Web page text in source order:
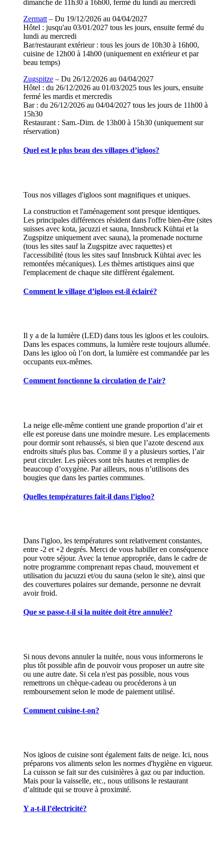
dimanche de 11h30 à 16h00, fermé du lundi au mercredi
Zermatt – Du 19/12/2026 au 04/04/2027
Hôtel : jusqu'au 03/01/2027 tous les jours, ensuite fermé du
lundi au mercredi
Bar/restaurant extérieur : tous les jours de 10h30 à 16h00,
cuisine de 12h00 à 14h00 (uniquement en extérieur et par
beau temps)
Zugspitze – Du 26/12/2026 au 04/04/2027
Hôtel : du 26/12/2026 au 01/03/2025 tous les jours, ensuite
fermé les mardis et mercredis
Bar : du 26/12/2026 au 04/04/2027 tous les jours de 11h00 à
15h30
Restaurant : Sam.-Dim. de 13h00 à 15h30 (uniquement sur
réservation)
Quel est le plus beau des villages d’igloos?
Tous nos villages d'igloos sont magnifiques et uniques.
La construction et l'aménagement sont presque identiques.
Les principales différences résident dans l'offre bien-être (sites
suisses avec kota, jacuzzi et sauna, Innsbruck Kühtai et la
Zugspitze uniquement avec sauna), la promenade nocturne
(tous les sites sauf la Zugspitze avec raquettes) et
l'accessibilité (tous les sites sauf Innsbruck Kühtai avec les
remontées mécaniques). Les thèmes artistiques ainsi que
l'emplacement de chaque site diffèrent également.
Comment le village d’igloos est-il éclairé?
Il y a de la lumière (LED) dans tous les igloos et les couloirs.
Dans les espaces communs, la lumière reste toujours allumée.
Dans les igloo où l’on dort, la lumière est commandée par les
occupants eux-mêmes.
Comment fonctionne la circulation de l’air?
La neige elle-même contient une grande proportion d’air et
elle est poreuse dans une moindre mesure. Les emplacements
pour dormir sont rehaussés, si bien que l’azote descend aux
endroits situés plus bas. Comme il y a plusieurs sorties, l’air
peut circuler. Les pièces sont très hautes et remplies de
beaucoup d’oxygène. Par ailleurs, nous n’utilisons des
bougies que dans les parties communes.
Quelles températures fait-il dans l’igloo?
Dans l'igloo, les températures sont relativement constantes,
entre -2 et +2 degrés. Merci de vous habiller en conséquence
pour votre séjour. Avec la tenue appropriée, dans le cadre de
notre programme comprenant repas chaud, mouvement et
utilisation du jacuzzi et/ou du sauna (selon le site), ainsi que
des couvertures polaires sur demande, personne ne devrait
avoir froid.
Que se passe-t-il si la nuitée doit être annulée?
Si nous devons annuler la nuitée, nous vous informerons le
plus tôt possible afin de pouvoir vous proposer un autre site
ou une autre date. Si cela n'est pas possible, nous vous
remettrons un chèque-cadeau ou procéderons à un
remboursement selon le mode de paiement utilisé.
Comment cuisine-t-on?
Nos igloos de cuisine sont également faits de neige. Ici, nous
préparons vos aliments selon les normes d'hygiène en vigueur.
La cuisson se fait sur des cuisinières à gaz ou par induction.
Mais pour la vaisselle, etc., nous utilisons le restaurant
d’altitude qui se trouve à proximité.
Y a-t-il l’électricité?